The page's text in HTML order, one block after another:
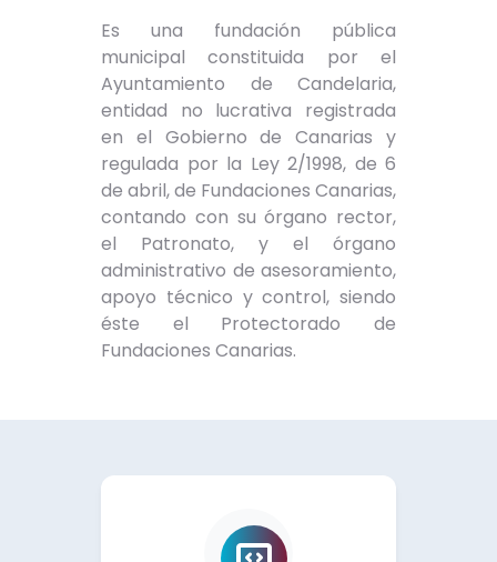
Es una fundación pública
municipal constituida por el
Ayuntamiento de Candelaria,
entidad no lucrativa registrada
en el Gobierno de Canarias y
regulada por la Ley 2/1998, de 6
de abril, de Fundaciones Canarias,
contando con su órgano rector,
el Patronato, y el órgano
administrativo de asesoramiento,
apoyo técnico y control, siendo
éste el Protectorado de
Fundaciones Canarias.